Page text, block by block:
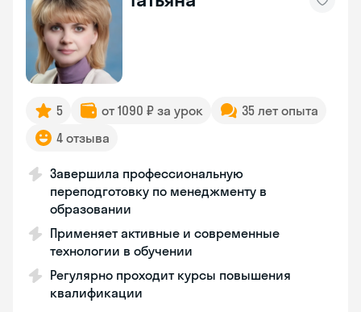
5 от 1090 ₽ за урок
35 лет опыта
4 отзыва
Завершила профессиональную
переподготовку по менеджменту в
образовании
Применяет активные и современные
технологии в обучении
Регулярно проходит курсы повышения
квалификации